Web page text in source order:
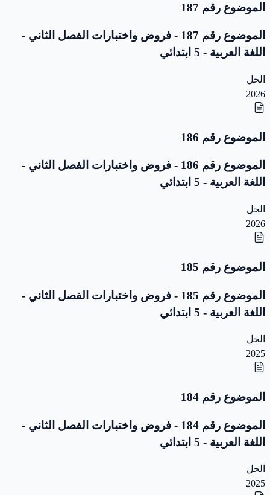
الموضوع رقم 187
الموضوع رقم 187 - فروض واختبارات الفصل الثاني -
اللغة العربية - 5 ابتدائي
الحل
2026
الموضوع رقم 186
الموضوع رقم 186 - فروض واختبارات الفصل الثاني -
اللغة العربية - 5 ابتدائي
الحل
2026
الموضوع رقم 185
الموضوع رقم 185 - فروض واختبارات الفصل الثاني -
اللغة العربية - 5 ابتدائي
الحل
2025
الموضوع رقم 184
الموضوع رقم 184 - فروض واختبارات الفصل الثاني -
اللغة العربية - 5 ابتدائي
الحل
2025